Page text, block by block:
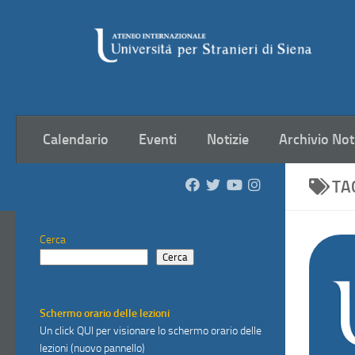
Calendario Eventi Notizie Archivio
Cerca
Cerca
Schermo orario delle lezioni
Un click QUI per visionare lo schermo orario delle
lezioni (nuovo pannello)